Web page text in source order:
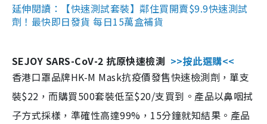
延伸閱讀：【快速測試套裝】鄰住買開賣$9.9快速測試
劑！最快即日發貨 每日15萬盒補貨
SEJOY SARS-CoV-2 抗原快速檢測 >>按此選購<<
香港口罩品牌HK-M Mask抗疫價發售快速檢測劑，單支
裝$22，而購買500套裝低至$20/支買到。產品以鼻咽拭
子方式採樣，準確性高達99%，15分鐘就知結果。產品